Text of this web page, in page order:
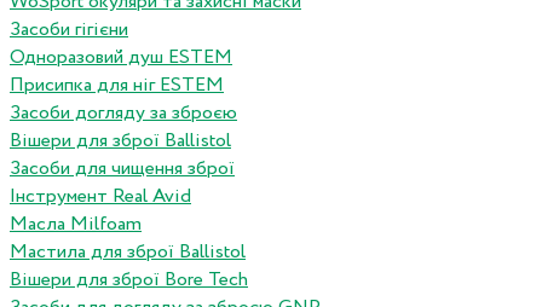
Засоби гігієни
Одноразовий душ ESTEM
Присипка для ніг ESTEM
Засоби догляду за зброєю
Вішери для зброї Ballistol
Засоби для чищення зброї
Інструмент Real Avid
Масла Milfoam
Мастила для зброї Ballistol
Вішери для зброї Bore Tech